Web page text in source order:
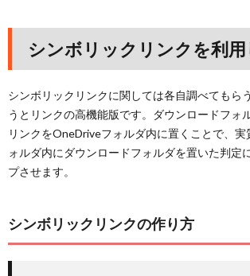
シンボリックリンクを利
シンボリックリンクに関しては各自調べてもら
うとリンクの高機能版です。ダウンロードフォ
リンクをOneDriveフォルダ内に置くことで、
ォルダ内にダウンロードフォルダを置いた判定
プさせます。
シンボリックリンクの作り方